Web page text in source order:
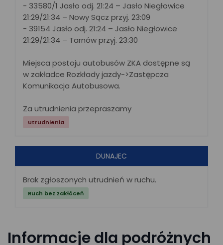
- 33580/1 Jasło odj. 21:24 – Jasło Niegłowice
21:29/21:34 – Nowy Sącz przyj. 23:09
- 39154 Jasło odj. 21:24 – Jasło Niegłowice
21:29/21:34 – Tarnów przyj. 23:30
Miejsca postoju autobusów ZKA dostępne są
w zakładce Rozkłady jazdy->Zastępcza
Komunikacja Autobusowa.
Za utrudnienia przepraszamy
Utrudnienia
DUNAJEC
Brak zgłoszonych utrudnień w ruchu.
Ruch bez zakłóceń
Informacje dla podróżnych